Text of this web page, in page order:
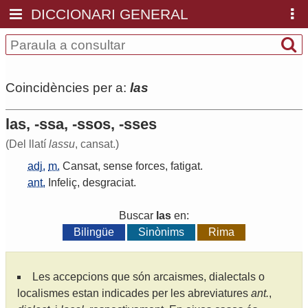
DICCIONARI GENERAL
Coincidències per a: las
las, -ssa, -ssos, -sses
(Del llatí lassu, cansat.)
adj. m. Cansat, sense forces, fatigat.
ant. Infeliç, desgraciat.
Buscar las en:
Bilingüe
Sinònims Rima
Les accepcions que són arcaismes, dialectals o
localismes estan indicades per les abreviatures ant.,